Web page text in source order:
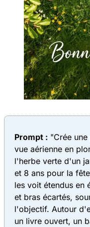
Prompt : "Crée
vue aérienne en
l'herbe verte d'un
et 8 ans pour la
les voit étendus en
et bras écartés,
l'objectif. Autour
un livre ouvert, un